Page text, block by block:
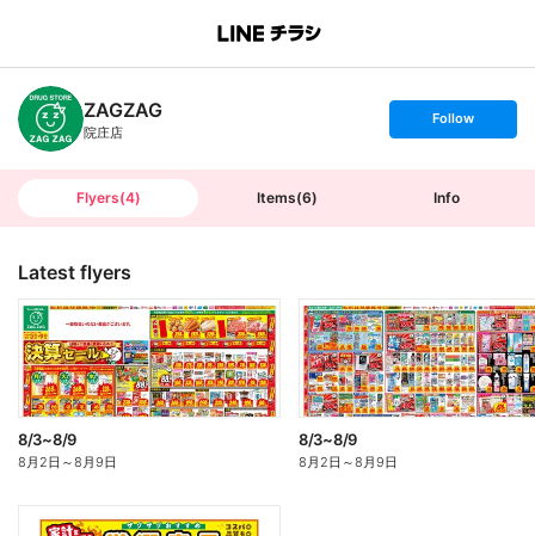
B
n
c
h
T
ZAGZAG
院庄店
s
t
o
l
Follow
Flyers(4) Items(6) Info
Latest flyers
8/3~8/9
8月2日 ～8月9日
8/3~8/9
8月2日 ～8月9日